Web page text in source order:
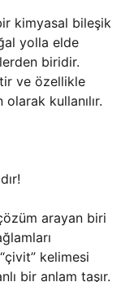
kimyasal bileşik
yolla elde
biridir.
ve özellikle
kullanılır.
arayan biri
kelimesi
bir anlam taşır.